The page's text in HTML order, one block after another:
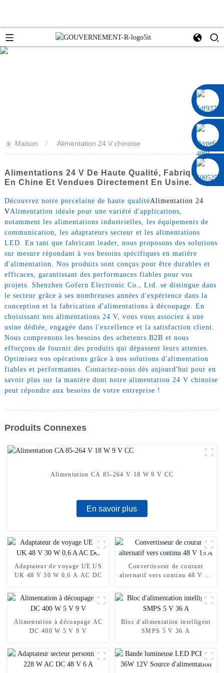
>> Maison Alimentation 24 V chinoise
Alimentations 24 V De Haute Qualité, Fabriquées
En Chine Et Vendues Directement En Usine.
Découvrez notre porcelaine de haute qualitéAlimentation 24
VAlimentation idéale pour une variété d'applications,
notamment les alimentations industrielles, les équipements de
communication, les adaptateurs secteur et les alimentations
LED. En tant que fabricant leader, nous proposons des solutions
sur mesure répondant à vos besoins spécifiques en matière
d'alimentation. Nos produits sont conçus pour être durables et
efficaces, garantissant des performances fiables pour vos
projets. Shenzhen Gofern Electronic Co., Ltd. se distingue dans
le secteur grâce à ses nombreuses années d'expérience dans la
conception et la fabrication d'alimentations à découpage. En
choisissant nos alimentations 24 V, vous vous associez à une
usine dédiée, engagée dans l'excellence et la satisfaction client.
Nous comprenons les besoins des acheteurs B2B et nous
efforçons de fournir des produits qui dépassent leurs attentes.
Optimisez vos opérations grâce à nos solutions d'alimentation
fiables et performantes. Contactez-nous dès aujourd'hui pour en
savoir plus sur la manière dont notre alimentation 24 V chinoise
peut répondre aux besoins de votre entreprise !
Produits Connexes
Alimentation CA 85-264 V 18 W 9 V CC
En savoir plus
Adaptateur de voyage UE US
UK 48 V 30 W 0,6 A AC DC
Convertisseur de courant
alternatif vers continu 48 V 15
Alimentation à découpage AC
DC 400 W 5 V 9 V
Bloc d'alimentation intelligent
SMPS 5 V 36 A